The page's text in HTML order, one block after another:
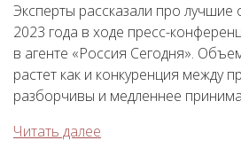
Эксперты рассказали про
2023 года в ходе пресс-
в агенте «Россия Сегодня».
растет как и конкуренция между
разборчивы и медленнее
Читать далее